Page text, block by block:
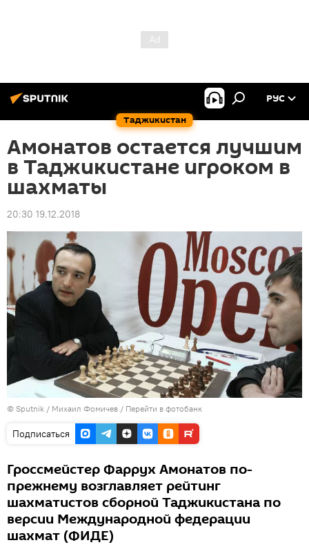
Таджикистан
РУС
Амонатов остается лучшим
в Таджикистане игроком в
шахматы
20:30 19.12.2018
© Sputnik / Михаил Фомичев / Перейти в фотобанк
Подписаться
Гроссмейстер Фаррух Амонатов по-
прежнему возглавляет рейтинг
шахматистов сборной Таджикистана по
версии Международной федерации
шахмат (ФИДЕ)